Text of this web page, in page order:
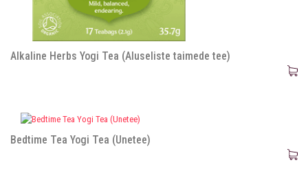
Alkaline Herbs Yogi Tea (Aluseliste taimede tee)
Bedtime Tea Yogi Tea (Unetee)